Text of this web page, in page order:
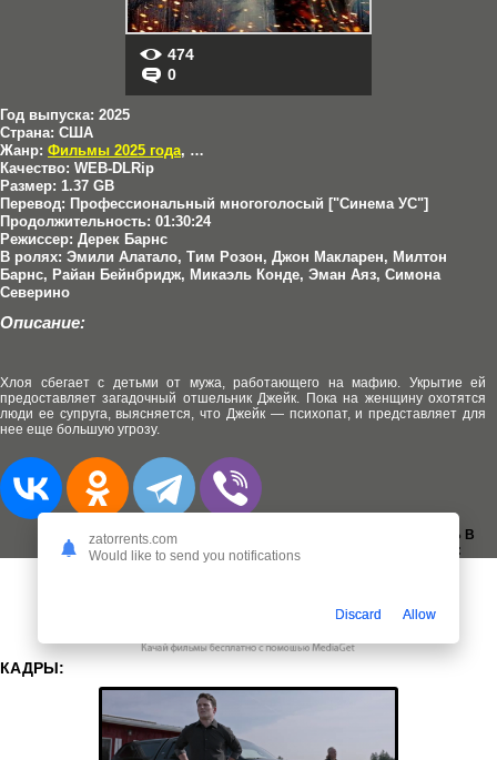
474
0
Год выпуска: 2025
Страна: США
Жанр: Фильмы 2025 года, Боевики
Качество: WEB-DLRip
Размер: 1.37 GB
Перевод: Профессиональный многоголосый ["Синема УС"]
Продолжительность: 01:30:24
Режиссер: Дерек Барнс
В ролях: Эмили Алатало, Тим Розон, Джон Макларен, Милтон
Барнс, Райан Бейнбридж, Микаэль Конде, Эман Аяз, Симона
Северино
Описание:
Хлоя сбегает с детьми от мужа, работающего на мафию. Укрытие ей
предоставляет загадочный отшельник Джейк. Пока на женщину охотятся
люди ее супруга, выясняется, что Джейк — психопат, и представляет для
нее еще большую угрозу.
ДОБАВИТЬ В
ЗАКЛАДКИ:
КАДРЫ:
zatorrents.com
Would like to send you notifications
Discard Allow